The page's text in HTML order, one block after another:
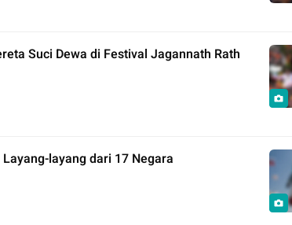
Suci Dewa di Festival Jagannath Rath
layang dari 17 Negara